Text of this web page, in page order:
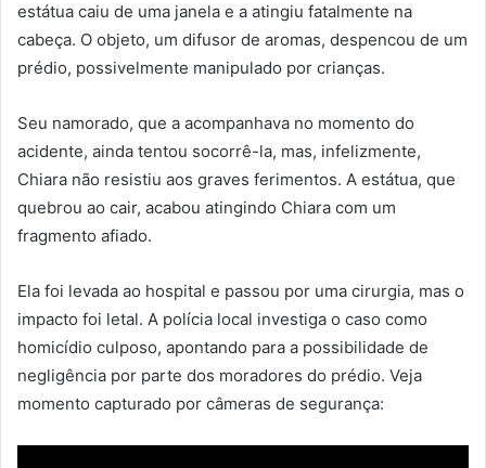
estátua caiu de uma janela e a atingiu fatalmente na
cabeça. O objeto, um difusor de aromas, despencou de um
prédio, possivelmente manipulado por crianças.
Seu namorado, que a acompanhava no momento do
acidente, ainda tentou socorrê-la, mas, infelizmente,
Chiara não resistiu aos graves ferimentos. A estátua, que
quebrou ao cair, acabou atingindo Chiara com um
fragmento afiado.
Ela foi levada ao hospital e passou por uma cirurgia, mas o
impacto foi letal. A polícia local investiga o caso como
homicídio culposo, apontando para a possibilidade de
negligência por parte dos moradores do prédio. Veja
momento capturado por câmeras de segurança: